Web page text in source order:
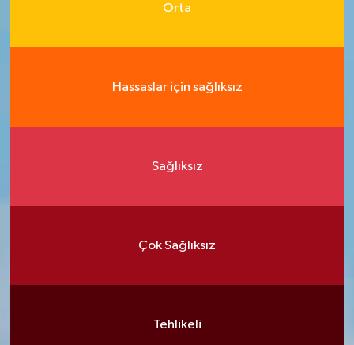
Orta
Hassaslar için sağlıksız
Sağlıksız
Çok Sağlıksız
Tehlikeli